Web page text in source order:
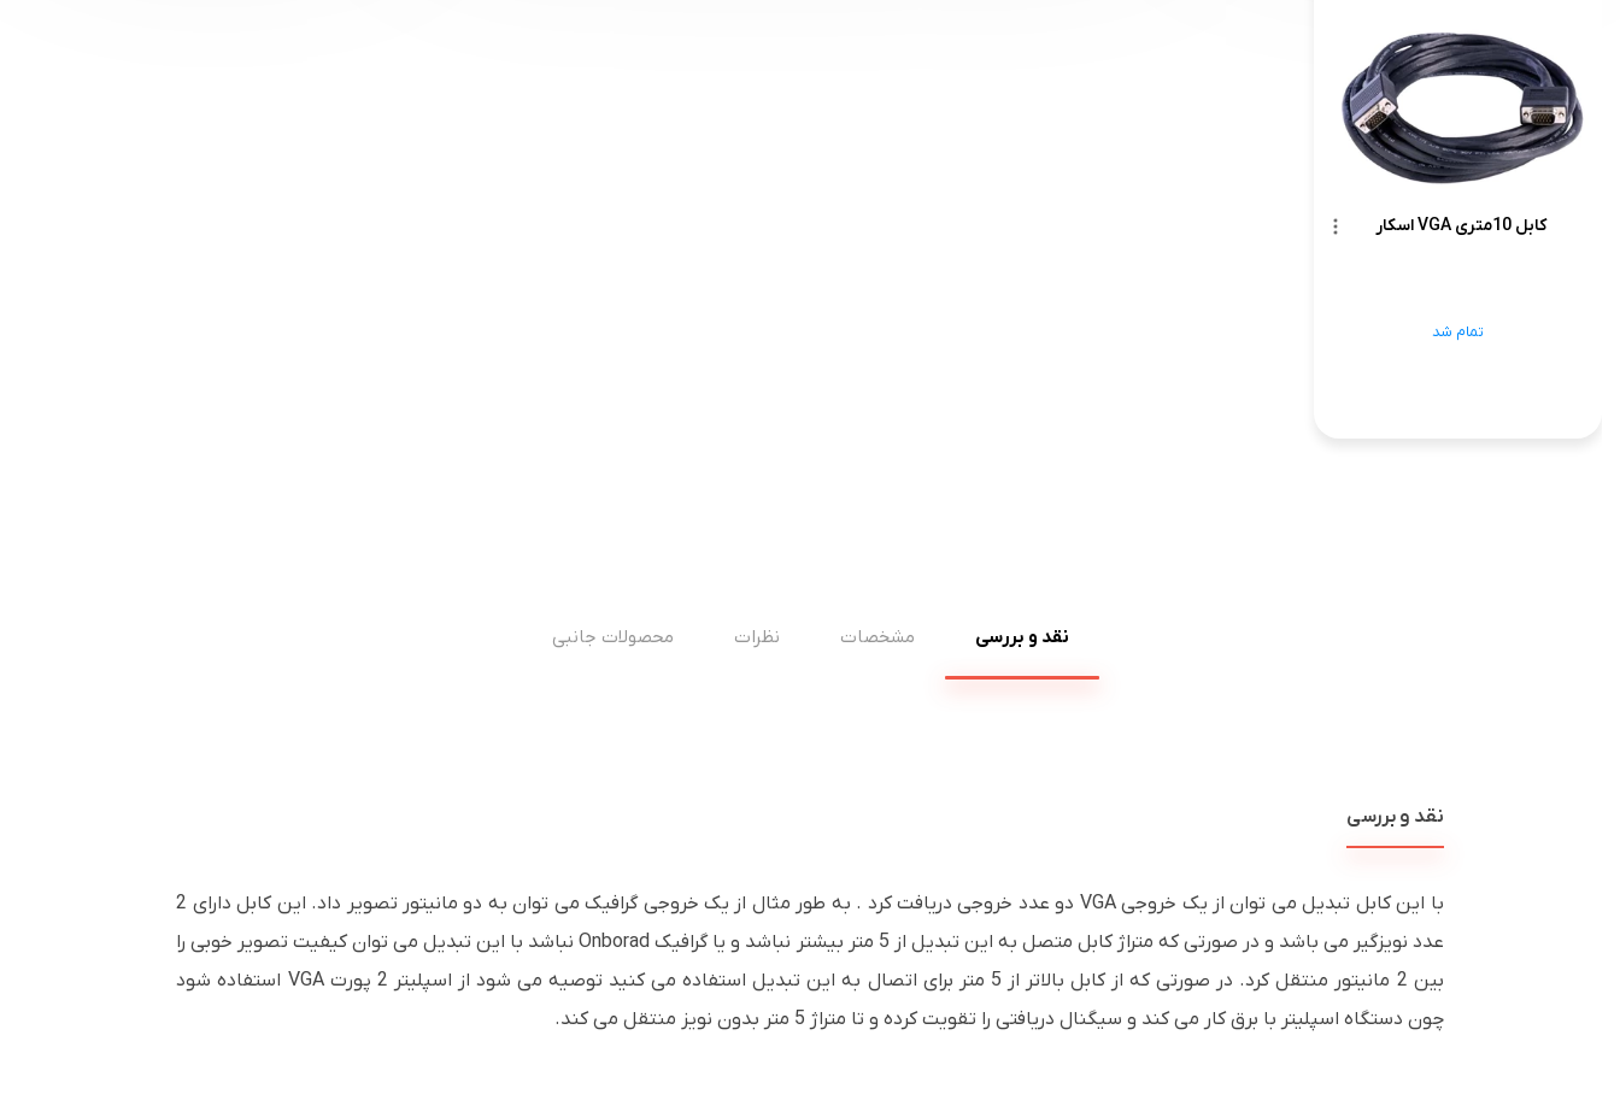
کابل 10متری VGA اسکار
تمام شد
نقد و بررسی مشخصات نظرات محصولات جانبی
نقد و بررسی
با این کابل تبدیل می توان از یک خروجی VGA دو عدد خروجی دریافت کرد . به طور مثال از یک خروجی گرافیک می توان به دو مانیتور تصویر داد. این کابل دارای 2
عدد نویزگیر می باشد و در صورتی که متراژ کابل متصل به این تبدیل از 5 متر بیشتر نباشد و یا گرافیک Onborad نباشد با این تبدیل می توان کیفیت تصویر خوبی را
بین 2 مانیتور منتقل کرد. در صورتی که از کابل بالاتر از 5 متر برای اتصال به این تبدیل استفاده می کنید توصیه می شود از اسپلیتر 2 پورت VGA استفاده شود
چون دستگاه اسپلیتر با برق کار می کند و سیگنال دریافتی را تقویت کرده و تا متراژ 5 متر بدون نویز منتقل می کند.